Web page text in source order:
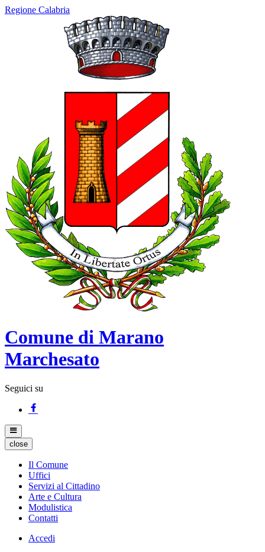
Regione Calabria
Comune di Marano
Marchesato
Seguici su
close
Il Comune
Uffici
Servizi al Cittadino
Arte e Cultura
Modulistica
Contatti
Accedi